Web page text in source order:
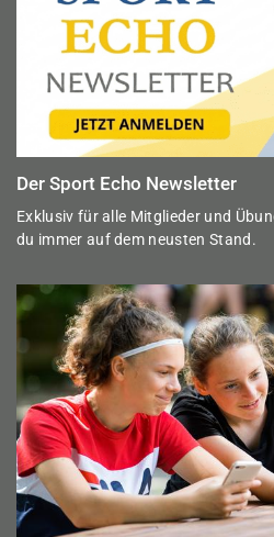
Der Sport Echo Newsletter
Exklusiv für alle Mitglieder und
du immer auf dem neusten Stand.